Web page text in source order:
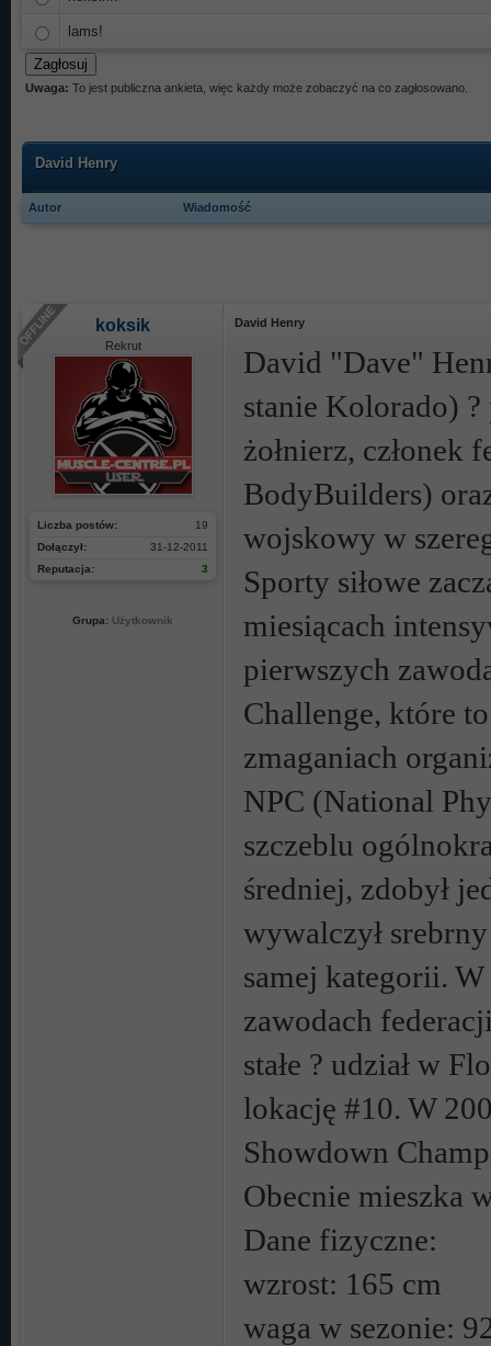
lams!
Uwaga: To jest publiczna ankieta, więc każdy może zobaczyć na co zagłosowano.
David Henry
Autor Wiadomość
koksik
Rekrut
19
Liczba postów:
31-12-2011
Dołączył:
3
Reputacja:
Grupa: Użytkownik
David Henry
David "Dave"
stanie Kolorado)
żołnierz, członek
BodyBuilders)
wojskowy w
Sporty siłowe
miesiącach
pierwszych
Challenge, które
zmaganiach
NPC (National
szczeblu
średniej, zdobył
wywalczył
samej kategorii.
zawodach
stałe ? udział w
lokację #10. W
Showdown
Obecnie mieszka
Dane fizyczne:
wzrost: 165 cm
waga w sezonie: